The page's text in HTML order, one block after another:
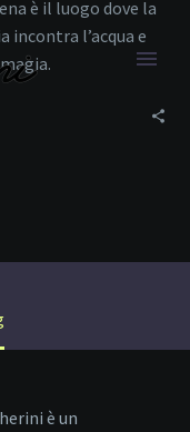
è il luogo dove la
incontra l’acqua e
è un